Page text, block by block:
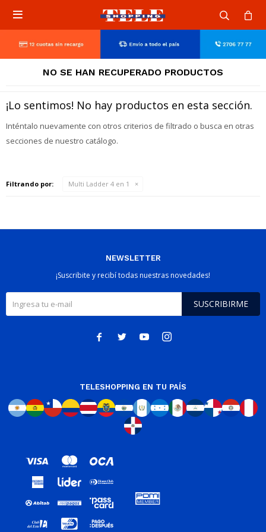

NO SE HAN RECUPERADO PRODUCTOS
¡Lo sentimos! No hay productos en esta sección.
Inténtalo nuevamente con otros criterios de filtrado o busca en otras
secciones de nuestro catálogo.
Filtrando por: Multi Ladder 4 en 1
NEWSLETTER
¡Suscribite y recibí todas nuestras novedades!
SUSCRIBIRME
   
TELESHOPPING EN TU PAÍS